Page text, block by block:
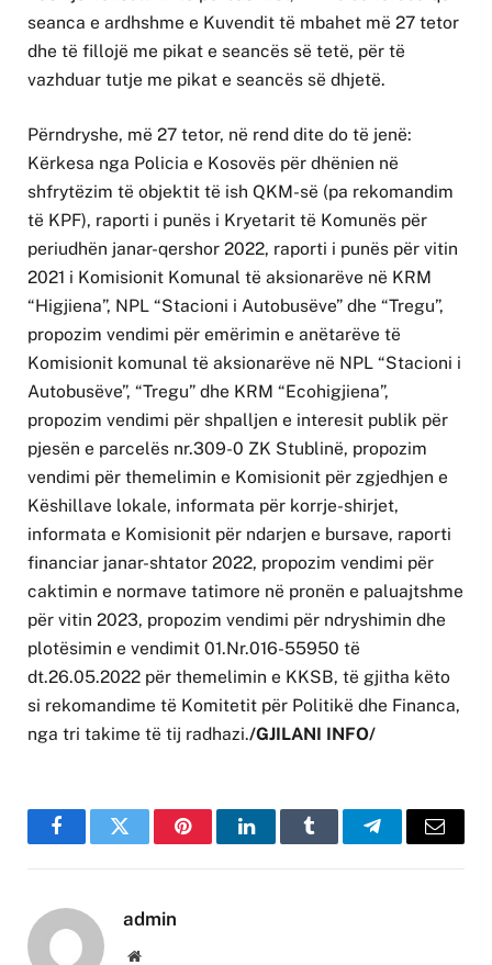
seanca e ardhshme e Kuvendit të mbahet më 27 tetor
dhe të fillojë me pikat e seancës së tetë, për të
vazhduar tutje me pikat e seancës së dhjetë.
Përndryshe, më 27 tetor, në rend dite do të jenë:
Kërkesa nga Policia e Kosovës për dhënien në
shfrytëzim të objektit të ish QKM-së (pa rekomandim
të KPF), raporti i punës i Kryetarit të Komunës për
periudhën janar-qershor 2022, raporti i punës për vitin
2021 i Komisionit Komunal të aksionarëve në KRM
“Higjiena”, NPL “Stacioni i Autobusëve” dhe “Tregu”,
propozim vendimi për emërimin e anëtarëve të
Komisionit komunal të aksionarëve në NPL “Stacioni i
Autobusëve”, “Tregu” dhe KRM “Ecohigjiena”,
propozim vendimi për shpalljen e interesit publik për
pjesën e parcelës nr.309-0 ZK Stublinë, propozim
vendimi për themelimin e Komisionit për zgjedhjen e
Këshillave lokale, informata për korrje-shirjet,
informata e Komisionit për ndarjen e bursave, raporti
financiar janar-shtator 2022, propozim vendimi për
caktimin e normave tatimore në pronën e paluajtshme
për vitin 2023, propozim vendimi për ndryshimin dhe
plotësimin e vendimit 01.Nr.016-55950 të
dt.26.05.2022 për themelimin e KKSB, të gjitha këto
si rekomandime të Komitetit për Politikë dhe Financa,
nga tri takime të tij radhazi./GJILANI INFO/
FacebookTwitter PinterestLinkedInTumblr TelegramEmail
admin
Website